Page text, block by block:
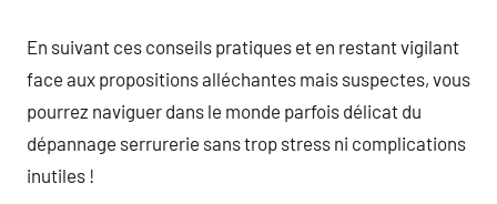
En suivant ces conseils pratiques et en restant vigilant
face aux propositions alléchantes mais suspectes, vous
pourrez naviguer dans le monde parfois délicat du
dépannage serrurerie sans trop stress ni complications
inutiles !